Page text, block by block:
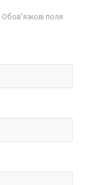
Обов’язкові поля